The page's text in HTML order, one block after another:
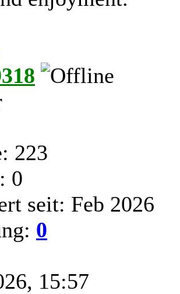
223
0
seit: Feb 2026
0
15:57